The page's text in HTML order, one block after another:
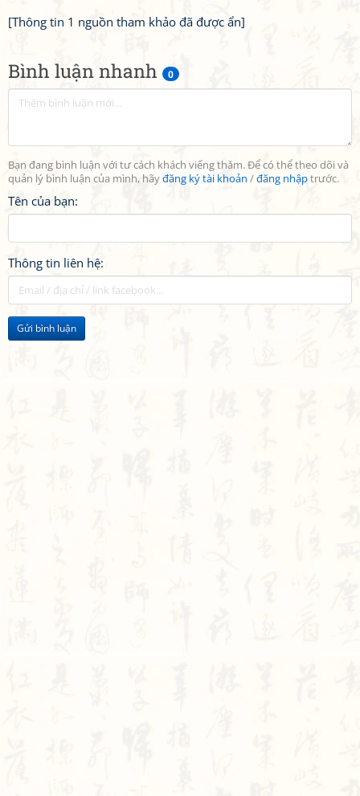
Bình luận nhanh 0
Bạn đang bình luận với tư cách khách viếng thăm. Để có thể theo dõi và
quản lý bình luận của mình, hãyđăng ký tài khoản /đăng nhậptrước.
Tên của bạn:
Thông tin liên hệ:
Gửi bình luận
[Thông tin 1 nguồn tham khảo đã được ẩn]